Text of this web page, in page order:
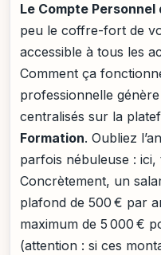
Le Compte Personnel
peu le coffre-fort de
accessible à tous les
Comment ça
professionnelle
centralisés sur la
Formation. Oubliez
parfois nébuleuse : ici,
Concrètement, un
plafond de 500 € par
maximum de 5 000 €
(attention : si ces